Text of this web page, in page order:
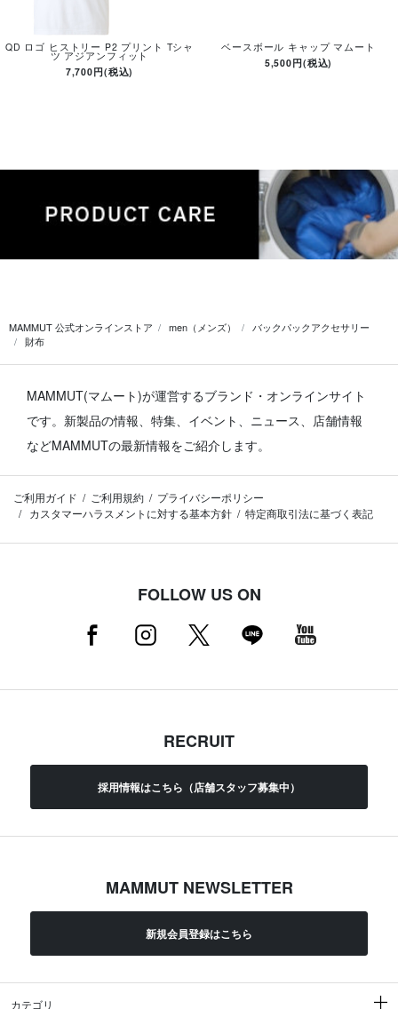
QD ロゴ ヒストリー P2 プリント Tシャ
ツ アジアンフィット
7,700円(税込)
ベースボール キャップ マムート
5,500円(税込)
MAMMUT 公式オンラインストア men（メンズ）
バックパックアクセサリー
財布
MAMMUT(マムート)が運営するブランド・オンラインサイト
です。 新製品の情報、特集、イベント、ニュース、店舗情報
などMAMMUTの最新情報をご紹介します。
ご利用ガイド ご利用規約
プライバシーポリシー
カスタマーハラスメントに対する基本方針
特定商取引法に基づく表記
FOLLOW US ON
RECRUIT
採用情報はこちら（店舗スタッフ募集中）
MAMMUT NEWSLETTER
新規会員登録はこちら
カテゴリ